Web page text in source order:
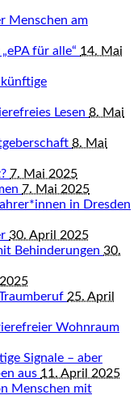
Menschen am
für alle“ 14. Mai
Lesen 8. Mai
8. Mai
7. Mai 2025
7. Mai 2025
in Dresden
30. April 2025
Behinderungen 30.
25. April
Wohnraum
Signale – aber
aus 11. April 2025
Menschen mit